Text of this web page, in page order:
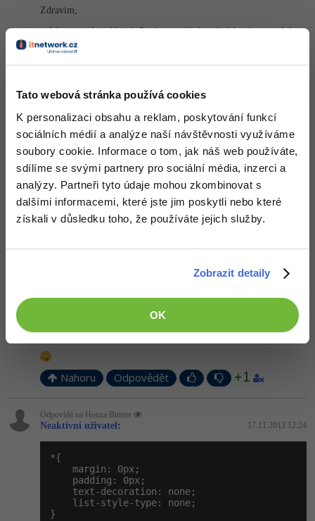
Tato webová stránka používá cookies
K personalizaci obsahu a reklam, poskytování funkcí
sociálních médií a analýze naší návštěvnosti využíváme
soubory cookie. Informace o tom, jak náš web používáte,
sdílíme se svými partnery pro sociální média, inzerci a
analýzy. Partneři tyto údaje mohou zkombinovat s
dalšími informacemi, které jste jim poskytli nebo které
získali v důsledku toho, že používáte jejich služby.
Zobrazit detaily
OK
Zdravim,
otázka pro odpovídající. Proč nepoužíváte nějaký online modul
pro přímou ukázku ? Toto zde na devbooku nepochopim.
Jinak k řešení, h1 má deafultní mezeru je to logické, když je to
takže body s pevnou výškou (dal jsem HD ready na notebooku) a
Zde je ukázka řešení:http://jsfiddle.net/Kleo86/TJc8c/
Nahoru Odpovědět +1
Odpovídá na Kamil
Honza Bittner: 17.11.2013 12:06
Dávej si vždy na začátek csska toto :
    text-decoration: none;
    list-style-type: none;
Nahoru Odpovědět +1
Odpovídá na Honza Bittner
Neaktivní uživatel: 17.11.2013 12:24
*{
    margin: 0px;
    padding: 0px;
    text-decoration: none;
    list-style-type: none;
}